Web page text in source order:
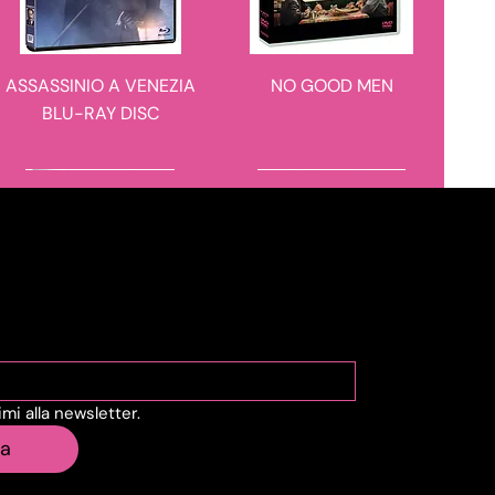
ASSASSINIO A VENEZIA
BLU-RAY DISC
NO GOOD MEN
novità in arrivo
IL CASO 137
novità in arrivo
alla newsletter.